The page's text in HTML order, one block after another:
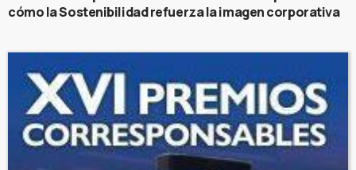
cómo la Sostenibilidad refuerza la imagen corporativa